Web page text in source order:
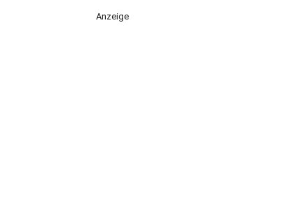
Anzeige